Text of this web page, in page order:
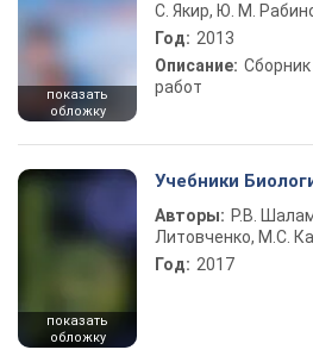
показать
обложку
С. Якир, Ю. М.
Год: 2013
Описание:
работ
показать
обложку
Учебники
Авторы: Р.В.
Литовченко, М.С.
Год: 2017